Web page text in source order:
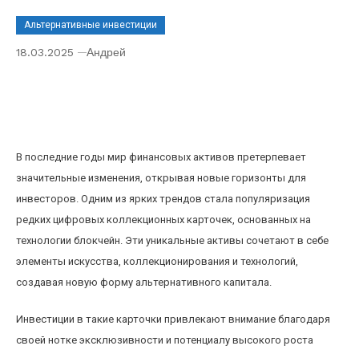
Альтернативные инвестиции
18.03.2025 Андрей
В последние годы мир финансовых активов претерпевает
значительные изменения, открывая новые горизонты для
инвесторов. Одним из ярких трендов стала популяризация
редких цифровых коллекционных карточек, основанных на
технологии блокчейн. Эти уникальные активы сочетают в себе
элементы искусства, коллекционирования и технологий,
создавая новую форму альтернативного капитала.
Инвестиции в такие карточки привлекают внимание благодаря
своей нотке эксклюзивности и потенциалу высокого роста